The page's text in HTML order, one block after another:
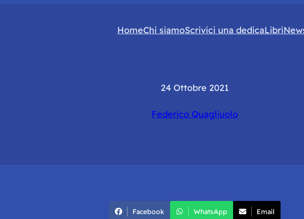
HomeChi siamoScrivici una dedicaLibri
24 Ottobre 2021
Federico Quagliuolo
Facebook WhatsApp Email